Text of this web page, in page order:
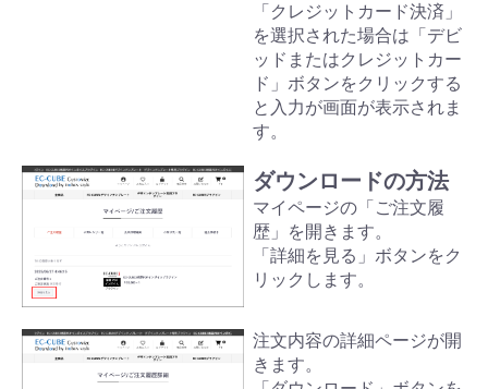
「クレジットカード決済」
を選択された場合は「デビ
ッドまたはクレジットカー
ド」ボタンをクリックする
と入力が画面が表示されま
す。
ダウンロードの方法
マイページの「ご注文履
歴」を開きます。
「詳細を見る」ボタンをク
リックします。
注文内容の詳細ページが開
きます。